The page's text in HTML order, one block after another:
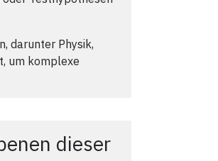
darunter Physik,
um komplexe
dieser